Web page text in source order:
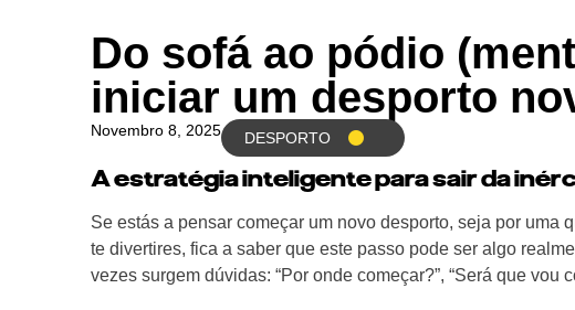
Do sofá ao pódio
iniciar um desporto
Novembro 8, 2025 DESPORTO
A estratégia inteligente para sair da
Se estás a pensar começar um novo desporto, seja por
te divertires, fica a saber que este passo pode ser algo
vezes surgem dúvidas: “Por onde começar?”, “Será que vou